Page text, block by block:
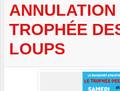
ANNULATION
TROPHÉE
LOUPS